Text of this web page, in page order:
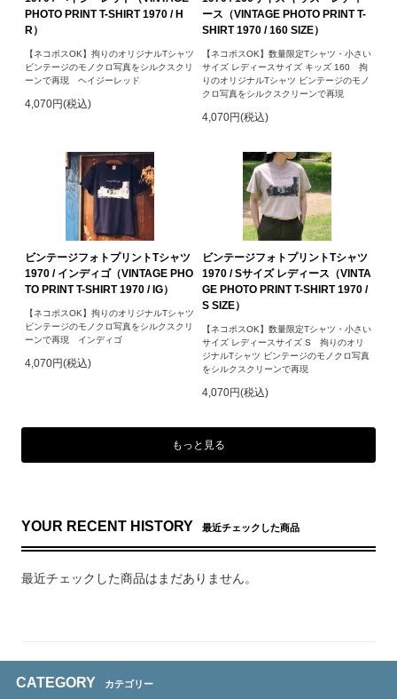
PHOTO PRINT T-SHIRT 1970 / H
R）
【ネコポスOK】拘りのオリジナルTシャツ
ビンテージのモノクロ写真をシルクスクリ
ーンで再現 ヘイジーレッド
4,070円(税込)
ース（VINTAGE PHOTO PRINT T-
SHIRT 1970 / 160 SIZE）
【ネコポスOK】数量限定Tシャツ・小さい
サイズ レディースサイズ キッズ 160 拘
りのオリジナルTシャツ ビンテージのモノ
クロ写真をシルクスクリーンで再現
4,070円(税込)
ビンテージフォトプリントTシャツ
1970 / インディゴ（VINTAGE PHO
TO PRINT T-SHIRT 1970 / IG）
【ネコポスOK】拘りのオリジナルTシャツ
ビンテージのモノクロ写真をシルクスクリ
ーンで再現 インディゴ
4,070円(税込)
ビンテージフォトプリントTシャツ
1970 / Sサイズ レディース（VINTA
GE PHOTO PRINT T-SHIRT 1970 /
S SIZE）
【ネコポスOK】数量限定Tシャツ・小さい
サイズ レディースサイズ S 拘りのオリ
ジナルTシャツ ビンテージのモノクロ写真
をシルクスクリーンで再現
4,070円(税込)
もっと見る
YOUR RECENT HISTORY 最近チェックした商品
最近チェックした商品はまだありません。
CATEGORY カテゴリー